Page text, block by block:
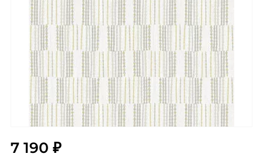
7 190 ₽